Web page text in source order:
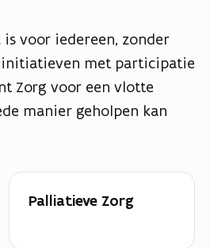
voor iedereen, zonder
met participatie
Zorg voor een vlotte
manier geholpen kan
Palliatieve Zorg